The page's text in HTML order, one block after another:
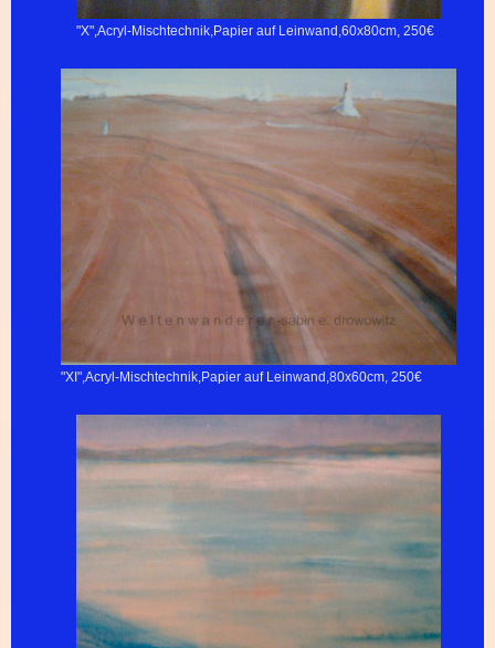
"X",Acryl-Mischtechnik,Papier auf Leinwand,60x80cm, 250€
"XI",Acryl-Mischtechnik,Papier auf Leinwand,80x60cm, 250€